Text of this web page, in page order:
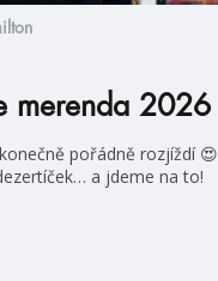
merenda 2026
pořádně rozjíždí 😍
a jdeme na to!